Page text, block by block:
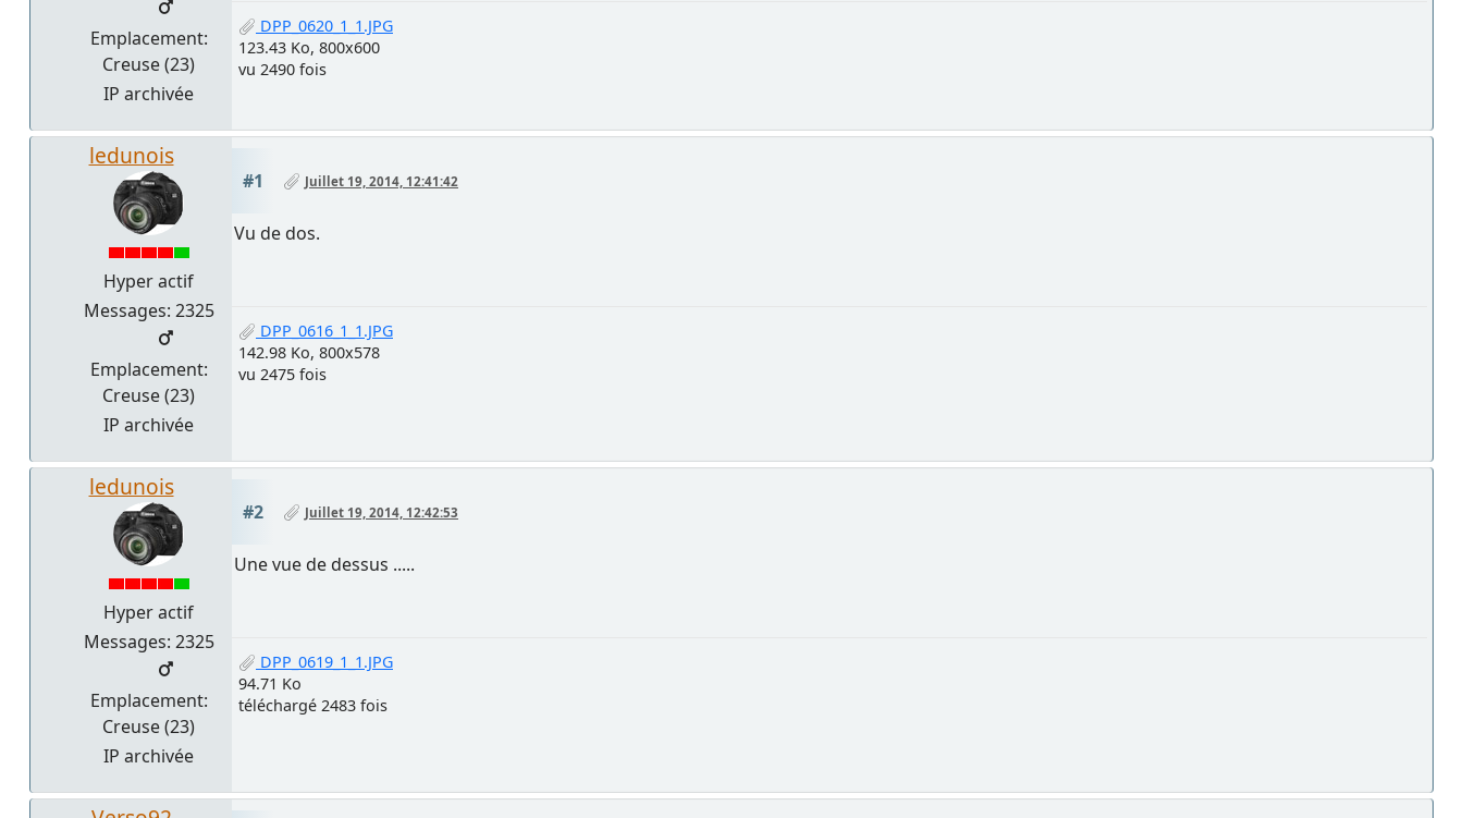
Emplacement:
Creuse (23)
IP archivée
DPP_0620_1_1.JPG
123.43 Ko, 800x600
vu 2490 fois
ledunois
Hyper actif
Messages: 2325
Emplacement:
Creuse (23)
IP archivée
#1 Juillet 19, 2014, 12:41:42
Vu de dos.
DPP_0616_1_1.JPG
142.98 Ko, 800x578
vu 2475 fois
ledunois
Hyper actif
Messages: 2325
Emplacement:
Creuse (23)
IP archivée
#2 Juillet 19, 2014, 12:42:53
Une vue de dessus .....
DPP_0619_1_1.JPG
94.71 Ko
téléchargé 2483 fois